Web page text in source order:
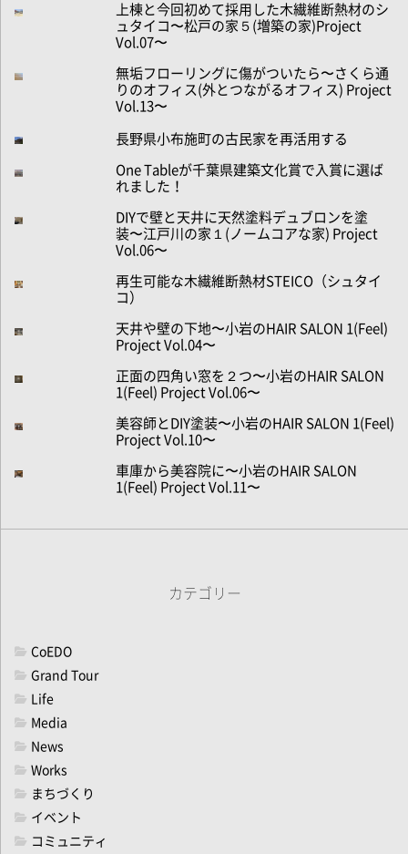
上棟と今回初めて採用した木繊維断熱材のシ
ュタイコ〜松戸の家５(増築の家)Project
Vol.07〜
無垢フローリングに傷がついたら〜さくら通
りのオフィス(外とつながるオフィス) Project
Vol.13〜
長野県小布施町の古民家を再活用する
One Tableが千葉県建築文化賞で入賞に選ば
れました！
DIYで壁と天井に天然塗料デュブロンを塗
装〜江戸川の家１(ノームコアな家) Project
Vol.06〜
再生可能な木繊維断熱材STEICO（シュタイ
コ）
天井や壁の下地〜小岩のHAIR SALON 1(Feel)
Project Vol.04〜
正面の四角い窓を２つ〜小岩のHAIR SALON
1(Feel) Project Vol.06〜
美容師とDIY塗装〜小岩のHAIR SALON 1(Feel)
Project Vol.10〜
車庫から美容院に〜小岩のHAIR SALON
1(Feel) Project Vol.11〜
カテゴリー
CoEDO
Grand Tour
Life
Media
News
Works
まちづくり
イベント
コミュニティ